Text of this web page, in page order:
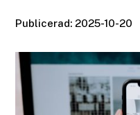
Publicerad: 2025-10-20